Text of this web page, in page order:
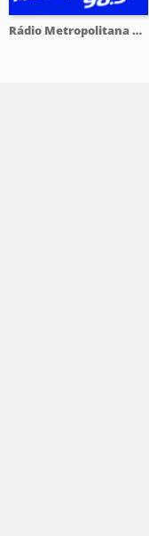
Rádio Metropolitana 98.5 FM